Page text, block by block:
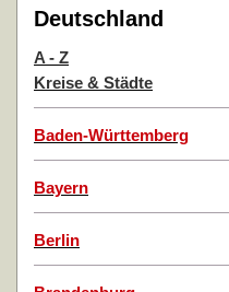
Deutschland
A - Z
Kreise & Städte
Baden-Württemberg
Bayern
Berlin